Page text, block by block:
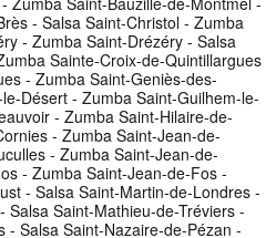
- Salsa Saint-Christol - Zumba
- Zumba Saint-Drézéry - Salsa
Sainte-Croix-de-Quintillargues
- Zumba Saint-Geniès-des-
Désert - Zumba Saint-Guilhem-le-
- Zumba Saint-Hilaire-de-
- Zumba Saint-Jean-de-
- Zumba Saint-Jean-de-
- Zumba Saint-Jean-de-Fos -
- Salsa Saint-Martin-de-Londres -
Saint-Mathieu-de-Tréviers -
- Salsa Saint-Nazaire-de-Pézan -